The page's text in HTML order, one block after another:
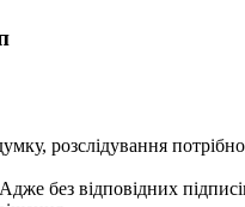
розслідування
без відповідних